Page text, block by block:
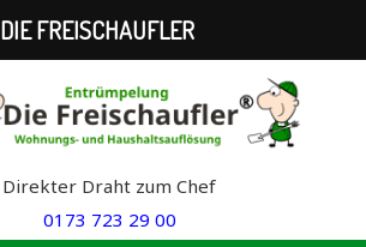
Direkter Draht zum Chef
0173 723 29 00
DIE FREISCHAUFLER